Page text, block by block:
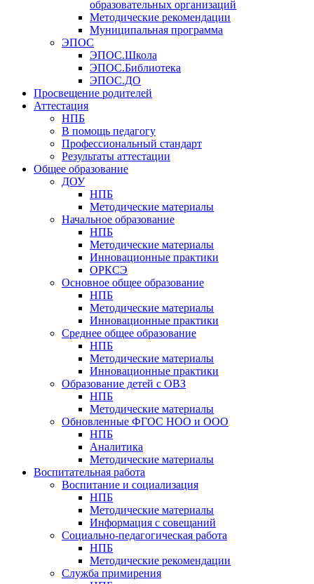
образовательных организаций
Методические рекомендации
Муниципальная программа
ЭПОС
ЭПОС.Школа
ЭПОС.Библиотека
ЭПОС.ДО
Просвещение родителей
Аттестация
НПБ
В помощь педагогу
Профессиональный стандарт
Результаты аттестации
Общее образование
ДОУ
НПБ
Методические материалы
Начальное образование
НПБ
Методические материалы
Инновационные практики
ОРКСЭ
Основное общее образование
НПБ
Методические материалы
Инновационные практики
Среднее общее образование
НПБ
Методические материалы
Инновационные практики
Образование детей с ОВЗ
НПБ
Методические материалы
Обновленные ФГОС НОО и ООО
НПБ
Аналитика
Методические материалы
Воспитательная работа
Воспитание и социализация
НПБ
Методические материалы
Информация с совещаний
Социально-педагогическая работа
НПБ
Методические рекомендации
Служба примирения